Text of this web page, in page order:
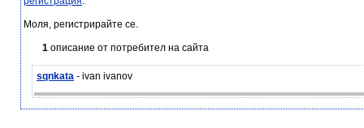
Моля, регистрирайте се.
1 описание от потребител на сайта
sqnkata - ivan ivanov